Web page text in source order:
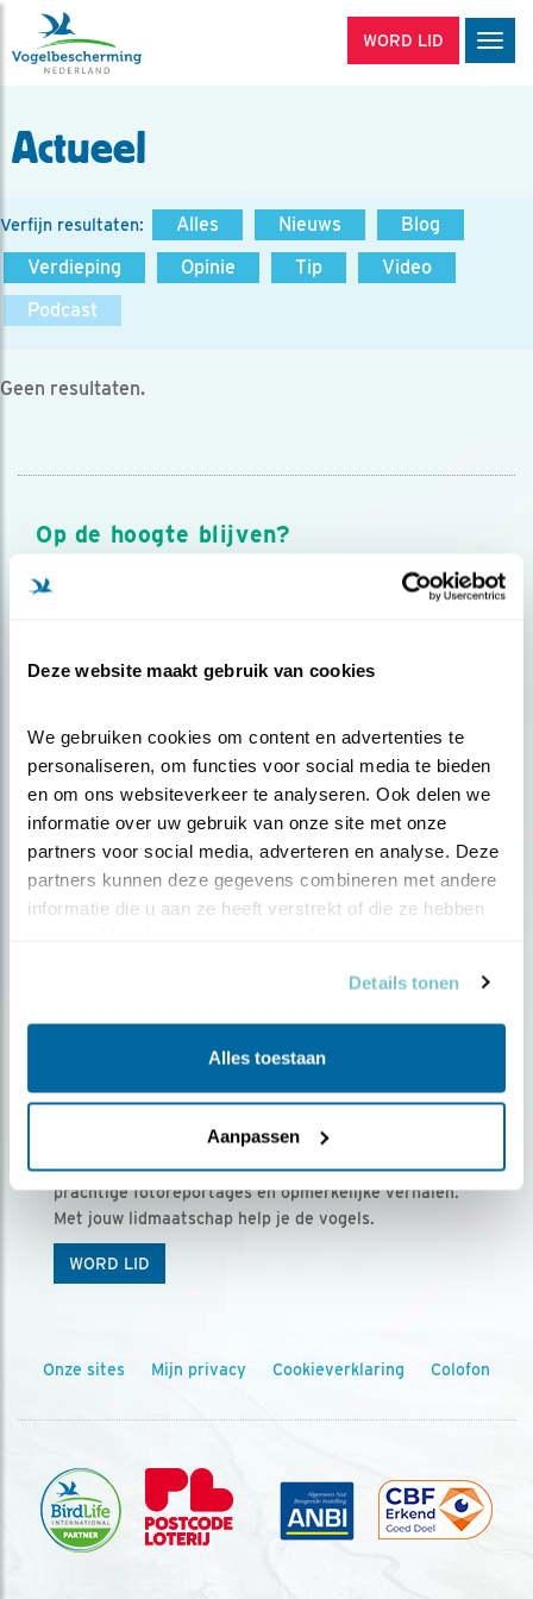
Deze website maakt gebruik van cookies
We gebruiken cookies om content en advertenties te
personaliseren, om functies voor social media te bieden
en om ons websiteverkeer te analyseren. Ook delen we
informatie over uw gebruik van onze site met onze
partners voor social media, adverteren en analyse. Deze
partners kunnen deze gegevens combineren met andere
informatie die u aan ze heeft verstrekt of die ze hebben
Details tonen
Alles toestaan
Aanpassen
WORD LID
Actueel
Verfijn resultaten: Alles Nieuws
Blog
Verdieping
Opinie Tip
Video
Podcast
Geen resultaten.
Op de hoogte blijven?
Meld je aan en ontvang nieuws, inspiratie, acties en tips
over vogels en activiteiten van Vogelbescherming.
Ontvang 5 x Vogels voor € 36,00 per jaar
Vogels is het tijdschrift voor onze leden, met
prachtige fotoreportages en opmerkelijke verhalen.
Met jouw lidmaatschap help je de vogels.
WORD LID
Onze sites Mijn privacy Cookieverklaring Colofon